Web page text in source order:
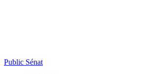
Public Sénat